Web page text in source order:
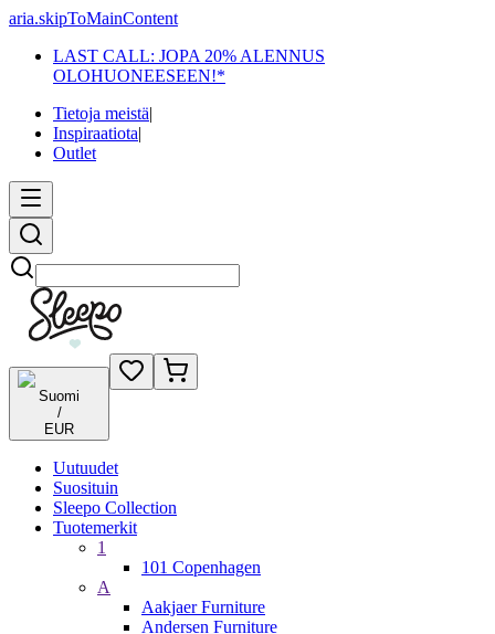
aria.skipToMainContent
LAST CALL: JOPA 20% ALENNUS
OLOHUONEESEEN!*
Tietoja meistä|
Inspiraatiota|
Outlet
Etsi
Suomi
/
EUR
Uutuudet
Suosituin
Sleepo Collection
Tuotemerkit
1
101 Copenhagen
A
Aakjaer Furniture
Andersen Furniture